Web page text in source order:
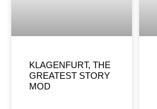
KLAGENFURT, THE
GREATEST STORY
MOD